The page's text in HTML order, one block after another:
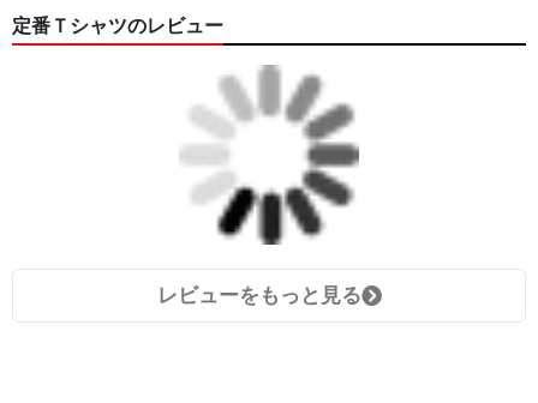
定番Ｔシャツのレビュー
レビューをもっと見る